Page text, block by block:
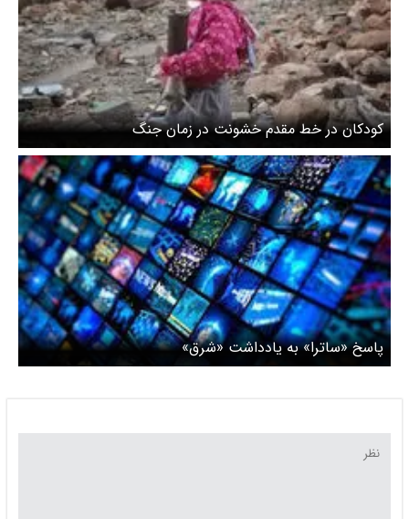
کودکان در خط مقدم خشونت در زمان جنگ
پاسخ «ساترا» به یادداشت «شرق»